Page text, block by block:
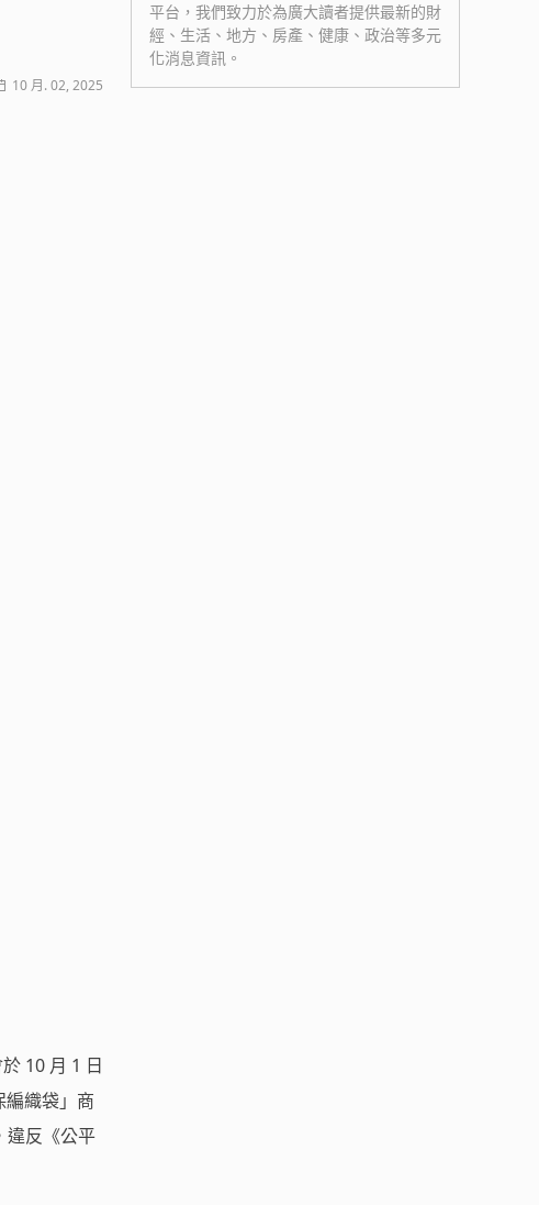
10 月. 02, 2025
10 月 1 日
織袋」商
違反《公平
平台，我們致力於為廣大讀者提供最新的財
經、生活、地方、房產、健康、政治等多元
化消息資訊。